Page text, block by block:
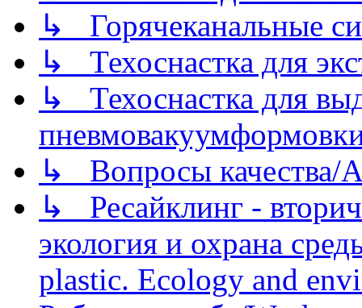
↳ Горячеканальные
↳ Техоснастка для
↳ Техоснастка для
↳ Вопросы качества/
↳ Ресайклинг -
экология и охрана
plastic. Ecology and